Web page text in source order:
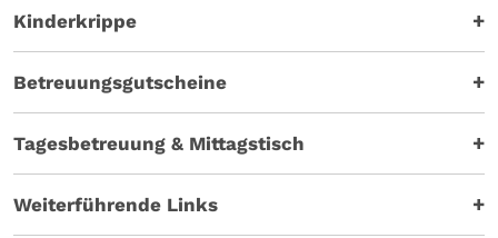
Kinderkrippe
Betreuungsgutscheine
Tagesbetreuung & Mittagstisch
Weiterführende Links